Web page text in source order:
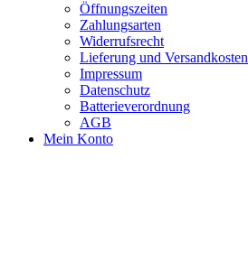
Öffnungszeiten
Zahlungsarten
Widerrufsrecht
Lieferung und Versandkosten
Impressum
Datenschutz
Batterieverordnung
AGB
Mein Konto